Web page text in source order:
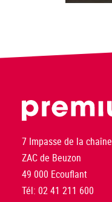
7 Impasse de la chaîne
ZAC de Beuzon
49 000 Ecouflant
Tél: 02 41 211 600